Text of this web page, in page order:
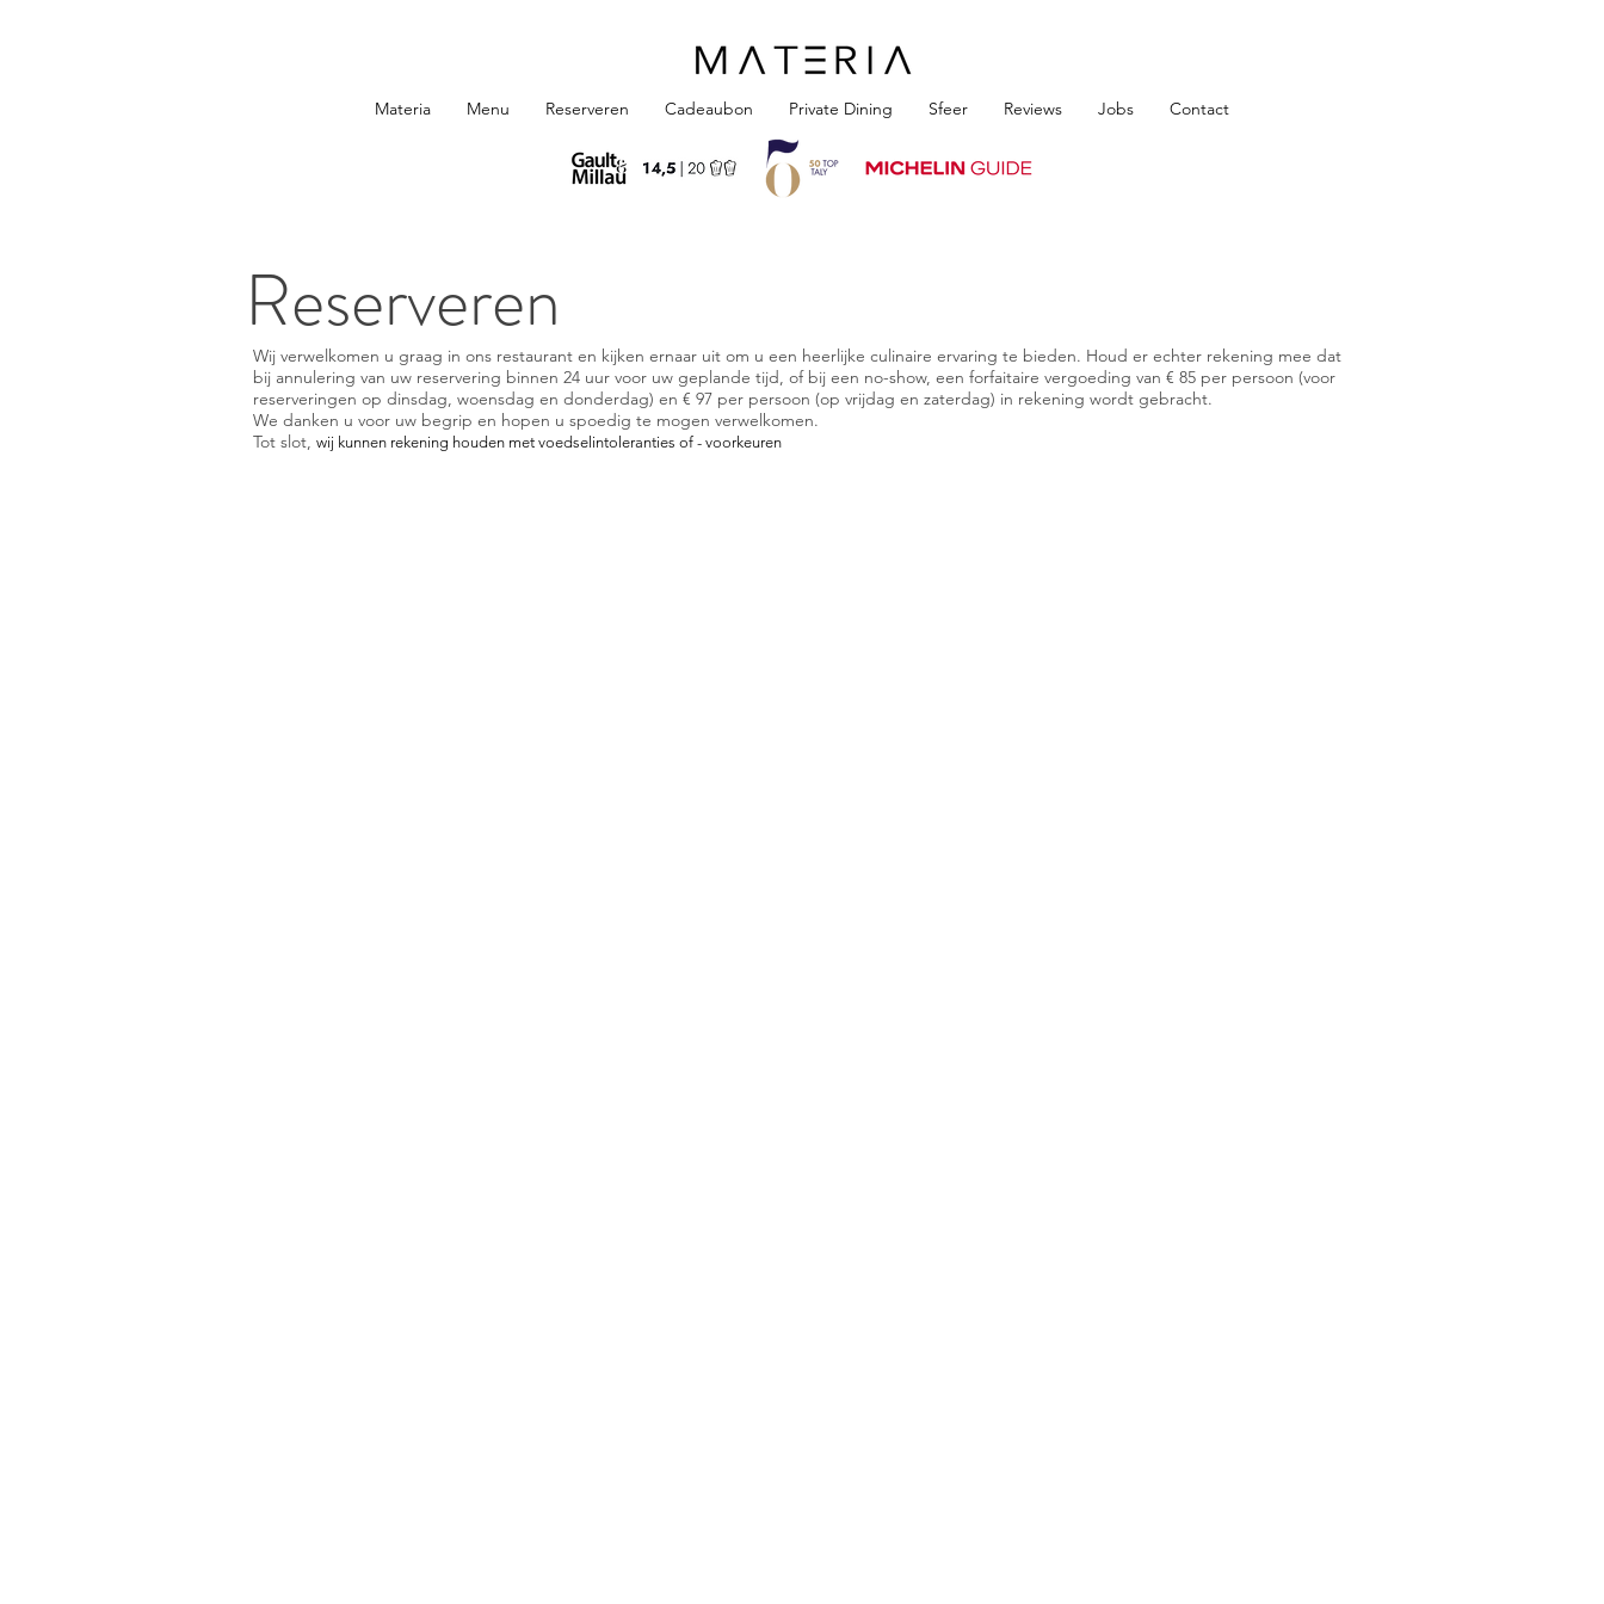
Materia Menu Reserveren Cadeaubon Private Dining Sfeer Reviews Jobs Contact
Reserveren
Wij verwelkomen u graag in ons restaurant en kijken ernaar uit om u een heerlijke culinaire ervaring te bieden. Houd er echter rekening mee dat
bij annulering van uw reservering binnen 24 uur voor uw geplande tijd, of bij een no-show, een forfaitaire vergoeding van € 85 per persoon (voor
reserveringen op dinsdag, woensdag en donderdag) en € 97 per persoon (op vrijdag en zaterdag) in rekening wordt gebracht.
We danken u voor uw begrip en hopen u spoedig te mogen verwelkomen.
Tot slot, wij kunnen rekening houden met voedselintoleranties of - voorkeuren